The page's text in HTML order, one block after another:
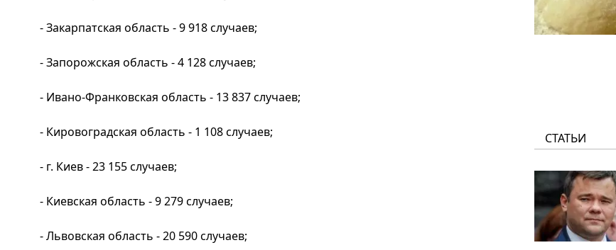
- Закарпатская область - 9 918 случаев;
- Запорожская область - 4 128 случаев;
- Ивано-Франковская область - 13 837 случаев;
- Кировоградская область - 1 108 случаев;
- г. Киев - 23 155 случаев;
- Киевская область - 9 279 случаев;
- Львовская область - 20 590 случаев;
СТАТЬИ